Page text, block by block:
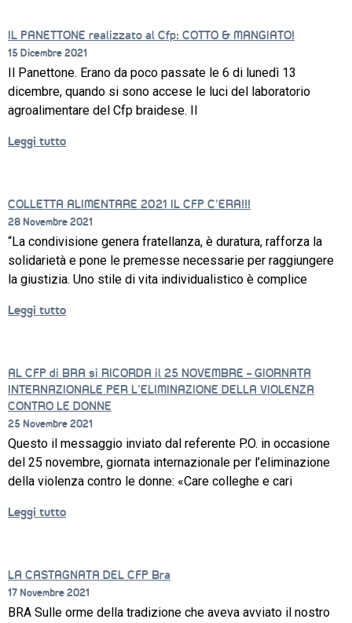
ACCREDITAMENTO
EXTRA
CONTATTI
IL PANETTONE realizzato al Cfp: COTTO & MANGIATO!
15 Dicembre 2021
Il Panettone. Erano da poco passate le 6 di lunedì 13
dicembre, quando si sono accese le luci del laboratorio
agroalimentare del Cfp braidese. Il
Leggi tutto
COLLETTA ALIMENTARE 2021 IL CFP C’ERA!!!
28 Novembre 2021
“La condivisione genera fratellanza, è duratura, rafforza la
solidarietà e pone le premesse necessarie per raggiungere
la giustizia. Uno stile di vita individualistico è complice
Leggi tutto
AL CFP di BRA si RICORDA il 25 NOVEMBRE – GIORNATA
INTERNAZIONALE PER L’ELIMINAZIONE DELLA VIOLENZA
CONTRO LE DONNE
25 Novembre 2021
Questo il messaggio inviato dal referente P.O. in occasione
del 25 novembre, giornata internazionale per l’eliminazione
della violenza contro le donne: «Care colleghe e cari
Leggi tutto
LA CASTAGNATA DEL CFP Bra
17 Novembre 2021
BRA Sulle orme della tradizione che aveva avviato il nostro